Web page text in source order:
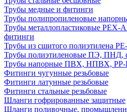
Трубы медные и фитинги
Трубы полипропиленовые
Трубы металлопластиковые PEX-
фитинги
Трубы из сшитого полиэтилена
Трубы полиэтиленовые ПЭ, ПНД,
Трубы напорные ПВХ, НПВХ, PP-
Фитинги чугунные резьбовые
Фитинги латунные резьбовые
Фитинги стальные резьбовые
Шланги гофрированные защитные
Шланги поливочные,